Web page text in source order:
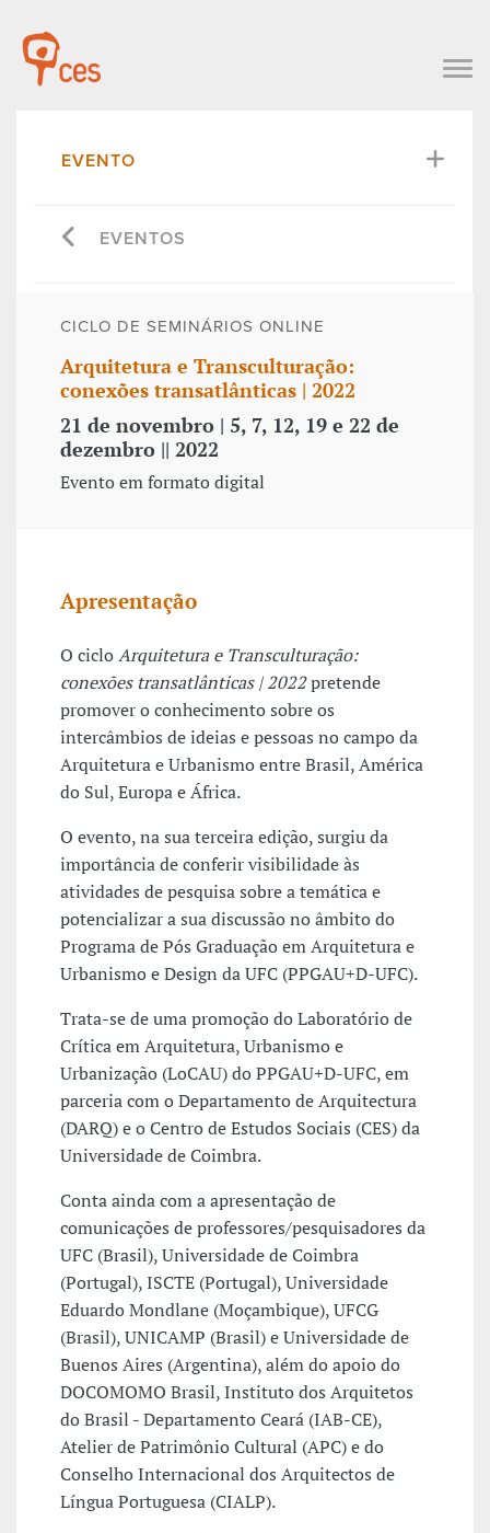
EVENTO
EVENTOS
CICLO DE SEMINÁRIOS ONLINE
Arquitetura e Transculturação:
conexões transatlânticas | 2022
21 de novembro | 5, 7, 12, 19 e 22 de
dezembro || 2022
Evento em formato digital
Apresentação
O cicloArquitetura e Transculturação:
conexões transatlânticas | 2022pretende
promover o conhecimento sobre os
intercâmbios de ideias e pessoas no campo da
Arquitetura e Urbanismo entre Brasil, América
do Sul, Europa e África.
O evento, na sua terceira edição, surgiu da
importância de conferir visibilidade às
atividades de pesquisa sobre a temática e
potencializar a sua discussão no âmbito do
Programa de Pós Graduação em Arquitetura e
Urbanismo e Design da UFC (PPGAU+D-UFC).
Trata-se de uma promoção do Laboratório de
Crítica em Arquitetura, Urbanismo e
Urbanização (LoCAU) do PPGAU+D-UFC, em
parceria com o Departamento de Arquitectura
(DARQ) e o Centro de Estudos Sociais (CES) da
Universidade de Coimbra.
Conta ainda com a apresentação de
comunicações de professores/pesquisadores da
UFC (Brasil), Universidade de Coimbra
(Portugal), ISCTE (Portugal), Universidade
Eduardo Mondlane (Moçambique), UFCG
(Brasil), UNICAMP (Brasil) e Universidade de
Buenos Aires (Argentina), além do apoio do
DOCOMOMO Brasil, Instituto dos Arquitetos
do Brasil - Departamento Ceará (IAB-CE),
Atelier de Patrimônio Cultural (APC) e do
Conselho Internacional dos Arquitectos de
Língua Portuguesa (CIALP).